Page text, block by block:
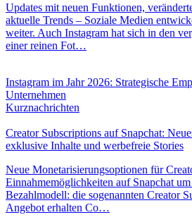
Updates mit neuen Funktionen,
aktuelle Trends – Soziale Medien
weiter. Auch Instagram hat sich in den
einer reinen Fot…
Instagram im Jahr 2026: Strategische
Unternehmen
Kurznachrichten
Creator Subscriptions auf Snapchat:
exklusive Inhalte und werbefreie Stories
Neue Monetarisierungsoptionen für
Einnahmemöglichkeiten auf Snapchat
Bezahlmodell: die sogenannten Creator
Angebot erhalten Co…